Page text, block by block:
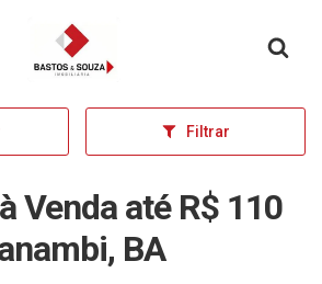
Página inicial
Filtrar
Venda até R$ 110
BA